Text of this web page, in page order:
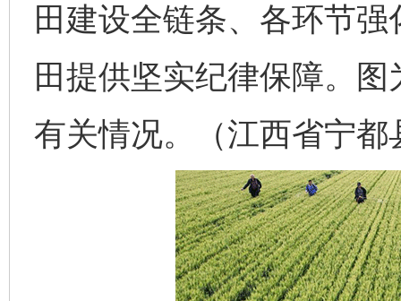
田建设全链条、各环节
田提供坚实纪律保障。
有关情况。（江西省宁